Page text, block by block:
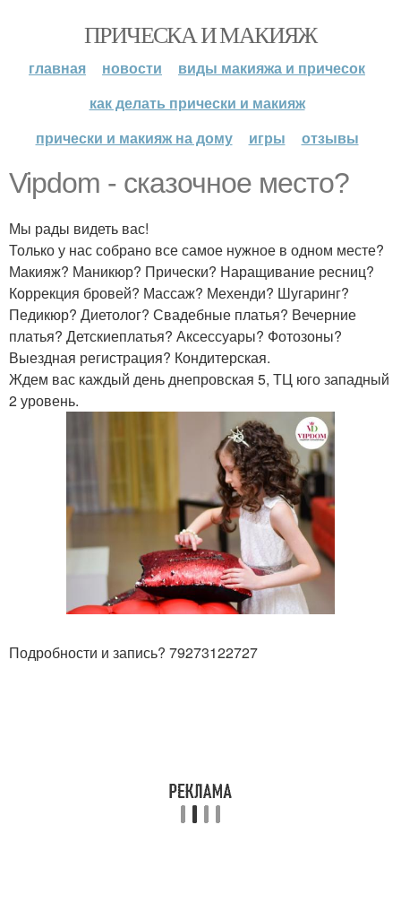
ПРИЧЕСКА И МАКИЯЖ
главная новости
виды макияжа и причесок
как делать прически и макияж
прически и макияж на дому
игры отзывы
Vipdom - сказочное место?
Мы рады видеть вас!
Только у нас собрано все самое нужное в одном месте?
Макияж? Маникюр? Прически? Наращивание ресниц?
Коррекция бровей? Массаж? Мехенди? Шугаринг?
Педикюр? Диетолог? Свадебные платья? Вечерние
платья? Детскиеплатья? Аксессуары? Фотозоны?
Выездная регистрация? Кондитерская.
Ждем вас каждый день днепровская 5, ТЦ юго западный
2 уровень.
Подробности и запись? 79273122727